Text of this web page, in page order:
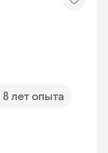
8 лет опыта